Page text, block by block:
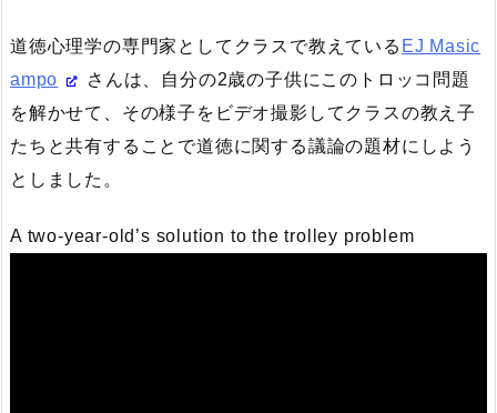
道徳心理学の専門家としてクラスで教えている EJ Masic
ampo
さんは、自分の2歳の子供にこのトロッコ問題
を解かせて、その様子をビデオ撮影してクラスの教え子
たちと共有することで道徳に関する議論の題材にしよう
としました。
A two-year-old’s solution to the trolley problem